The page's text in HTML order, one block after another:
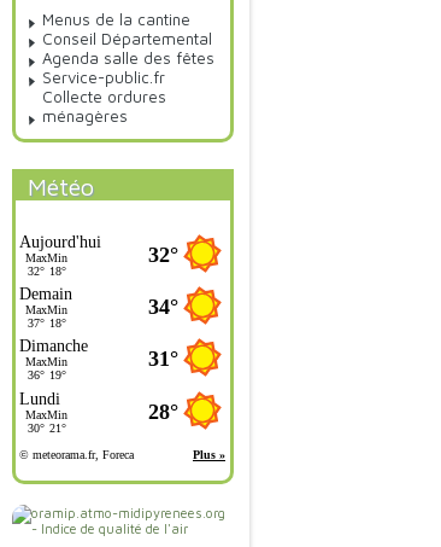
Menus de la cantine
Conseil Départemental
Agenda salle des fêtes
Service-public.fr
Collecte ordures
ménagères
Météo